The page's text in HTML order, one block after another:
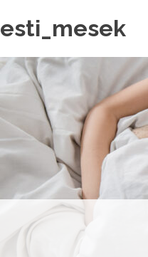
esti_mesek